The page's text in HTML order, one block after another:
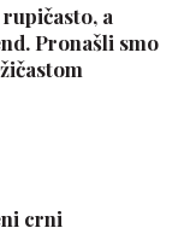
a
Pronašli smo
crni